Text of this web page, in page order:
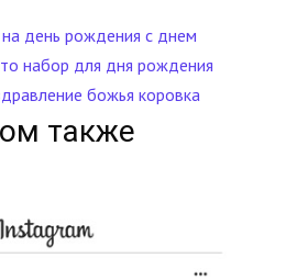
день рождения с днем
набор для дня рождения
божья коровка
также